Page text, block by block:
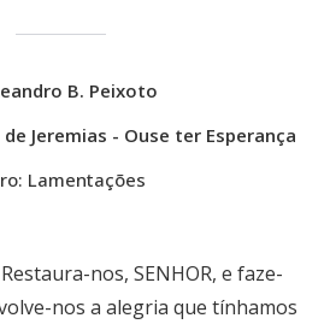
B. Peixoto
Jeremias - Ouse ter Esperança
Lamentações
Restaura-nos, SENHOR, e faze-
nos a alegria que tínhamos